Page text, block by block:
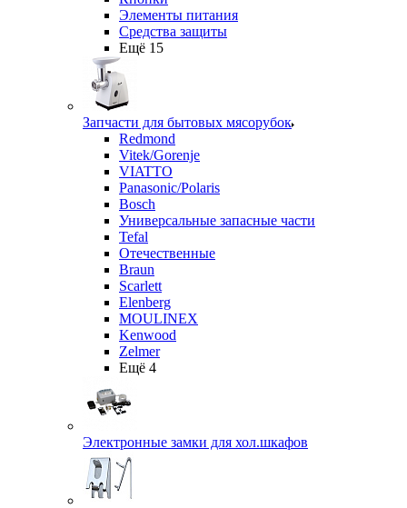
Элементы питания
Средства защиты
Ещё 15
Запчасти для бытовых мясорубок
Redmond
Vitek/Gorenje
VIATTO
Panasonic/Polaris
Bosch
Универсальные запасные части
Tefal
Отечественные
Braun
Scarlett
Elenberg
MOULINEX
Kenwood
Zelmer
Ещё 4
Электронные замки для хол.шкафов